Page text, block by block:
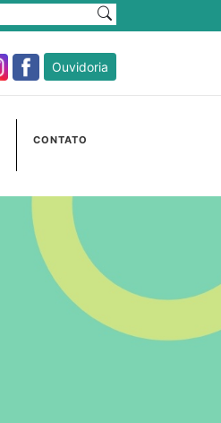
Ouvidoria
CONTATO